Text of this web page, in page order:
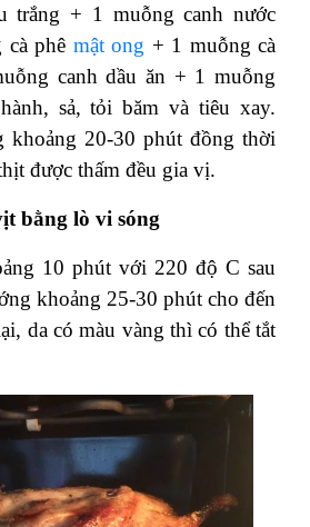
trắng + 1 muỗng canh nước
phê mật ong + 1 muỗng cà
canh dầu ăn + 1 muỗng
sả, tỏi băm và tiêu xay.
20-30 phút đồng thời
được thấm đều gia vị.
bằng lò vi sóng
10 phút với 220 độ C sau
khoảng 25-30 phút cho đến
da có màu vàng thì có thể tắt